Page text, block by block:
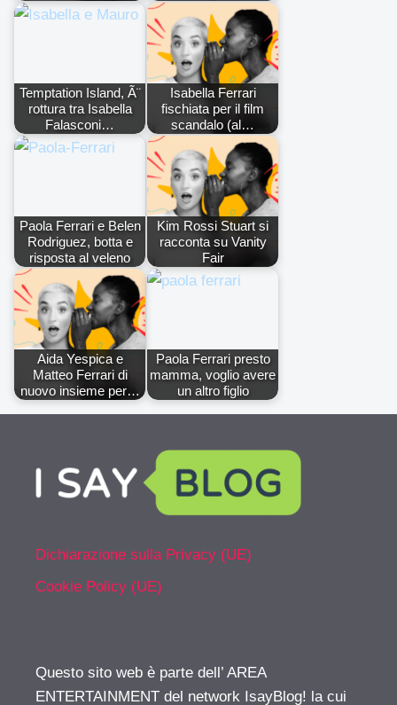
Temptation Island, Ã¨
rottura tra Isabella
Falasconi…
Isabella Ferrari
fischiata per il film
scandalo (al…
Paola Ferrari e Belen
Rodriguez, botta e
risposta al veleno
Kim Rossi Stuart si
racconta su Vanity
Fair
Aida Yespica e
Matteo Ferrari di
nuovo insieme per…
Paola Ferrari presto
mamma, voglio avere
un altro figlio
Dichiarazione sulla Privacy (UE)
Cookie Policy (UE)
Questo sito web è parte dell’ AREA
ENTERTAINMENT del network IsayBlog! la cui